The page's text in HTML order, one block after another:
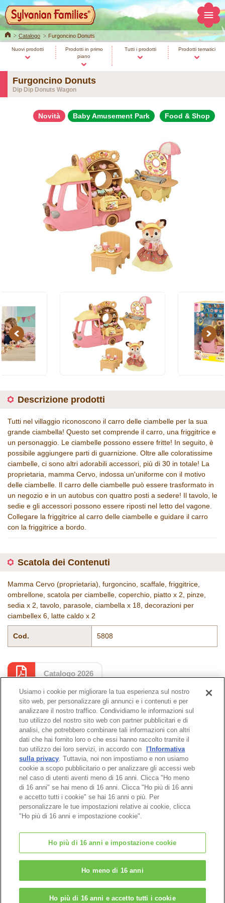
HomeCatalogo Furgoncino Donuts
Nuovi prodotti
Prodotti in primo
piano
Tutti i prodotti Prodotti tematici
Furgoncino Donuts
Dip Dip Donuts Wagon
Novità Baby Amusement Park Food & Shop
Previous Next
Descrizione prodotti
Tutti nel villaggio riconoscono il carro delle ciambelle per la sua
grande ciambella! Questo set comprende il carro, una friggitrice e
un personaggio. Le ciambelle possono essere fritte! In seguito, è
possibile aggiungere parti di guarnizione. Oltre alle coloratissime
ciambelle, ci sono altri adorabili accessori, più di 30 in totale! La
proprietaria, mamma Cervo, indossa un'uniforme con il motivo
delle ciambelle. Il carro delle ciambelle può essere trasformato in
un negozio e in un autobus con quattro posti a sedere! Il tavolo, le
sedie e gli accessori possono essere riposti nel letto del vagone.
Collegare la friggitrice al carro delle ciambelle e guidare il carro
con la friggitrice a bordo.
Scatola dei Contenuti
Mamma Cervo (proprietaria), furgoncino, scaffale, friggitrice,
ombrellone, scatola per ciambelle, coperchio, piatto x 2, pinze,
sedia x 2, tavolo, parasole, ciambella x 18, decorazioni per
ciambellex 6, latte caldo x 2
Cod. 5808
Catalogo 2026
Pagina catalogo
Pagina in alto
© EPOCH
Change Region
Usiamo i cookie per migliorare la tua esperienza sul nostro
sito web, per personalizzare gli annunci e i contenuti e per
analizzare il nostro traffico. Condividiamo le informazioni sul
tuo utilizzo del nostro sito web con partner pubblicitari e di
analisi, che potrebbero combinare tali informazioni con altri
dati che hai fornito loro o che essi hanno raccolto tramite il
tuo utilizzo dei loro servizi, in accordo con
l'Informativa
sulla privacy. Tuttavia, noi non impostiamo e non usiamo
cookie a scopo pubblicitario o per analizzare gli accessi web
nel caso di utenti aventi meno di 16 anni. Clicca "Ho meno
di 16 anni" se hai meno di 16 anni. Clicca "Ho più di 16 anni
e accetto tutti i cookie" se hai 16 anni o più. Per
personalizzare le tue impostazioni relative ai cookie, clicca
"Ho più di 16 anni e impostazione cookie".
Ho più di 16 anni e impostazione cookie
Ho meno di 16 anni
Ho più di 16 anni e accetto tutti i cookie